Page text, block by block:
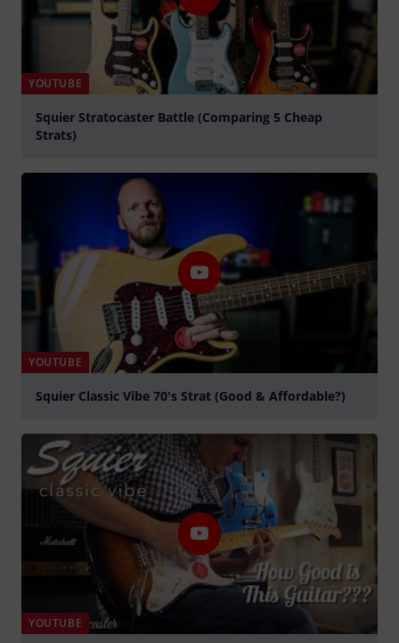
YOUTUBE
Squier Stratocaster Battle (Comparing 5 Cheap
Strats)
YOUTUBE
Squier Classic Vibe 70's Strat (Good & Affordable?)
YOUTUBE